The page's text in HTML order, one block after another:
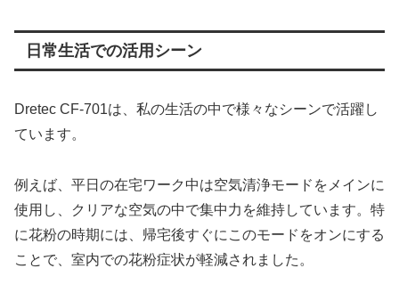
日常生活での活用シーン
Dretec CF-701は、私の生活の中で様々なシーンで活躍し
ています。
例えば、平日の在宅ワーク中は空気清浄モードをメインに
使用し、クリアな空気の中で集中力を維持しています。特
に花粉の時期には、帰宅後すぐにこのモードをオンにする
ことで、室内での花粉症状が軽減されました。